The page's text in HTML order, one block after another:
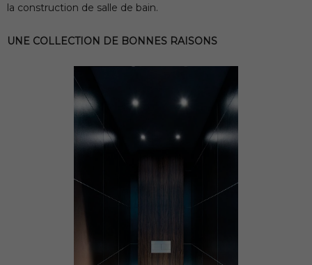
la construction de salle de bain.
UNE COLLECTION DE BONNES RAISONS